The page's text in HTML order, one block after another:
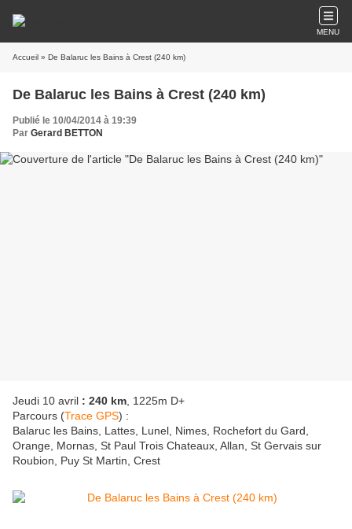
MENU
Accueil » De Balaruc les Bains à Crest (240 km)
De Balaruc les Bains à Crest (240 km)
Publié le 10/04/2014 à 19:39
Par Gerard BETTON
Jeudi 10 avril : 240 km , 1225m D+
Parcours (Trace GPS) :
Balaruc les Bains, Lattes, Lunel, Nimes, Rochefort du Gard,
Orange, Mornas, St Paul Trois Chateaux, Allan, St Gervais sur
Roubion, Puy St Martin, Crest